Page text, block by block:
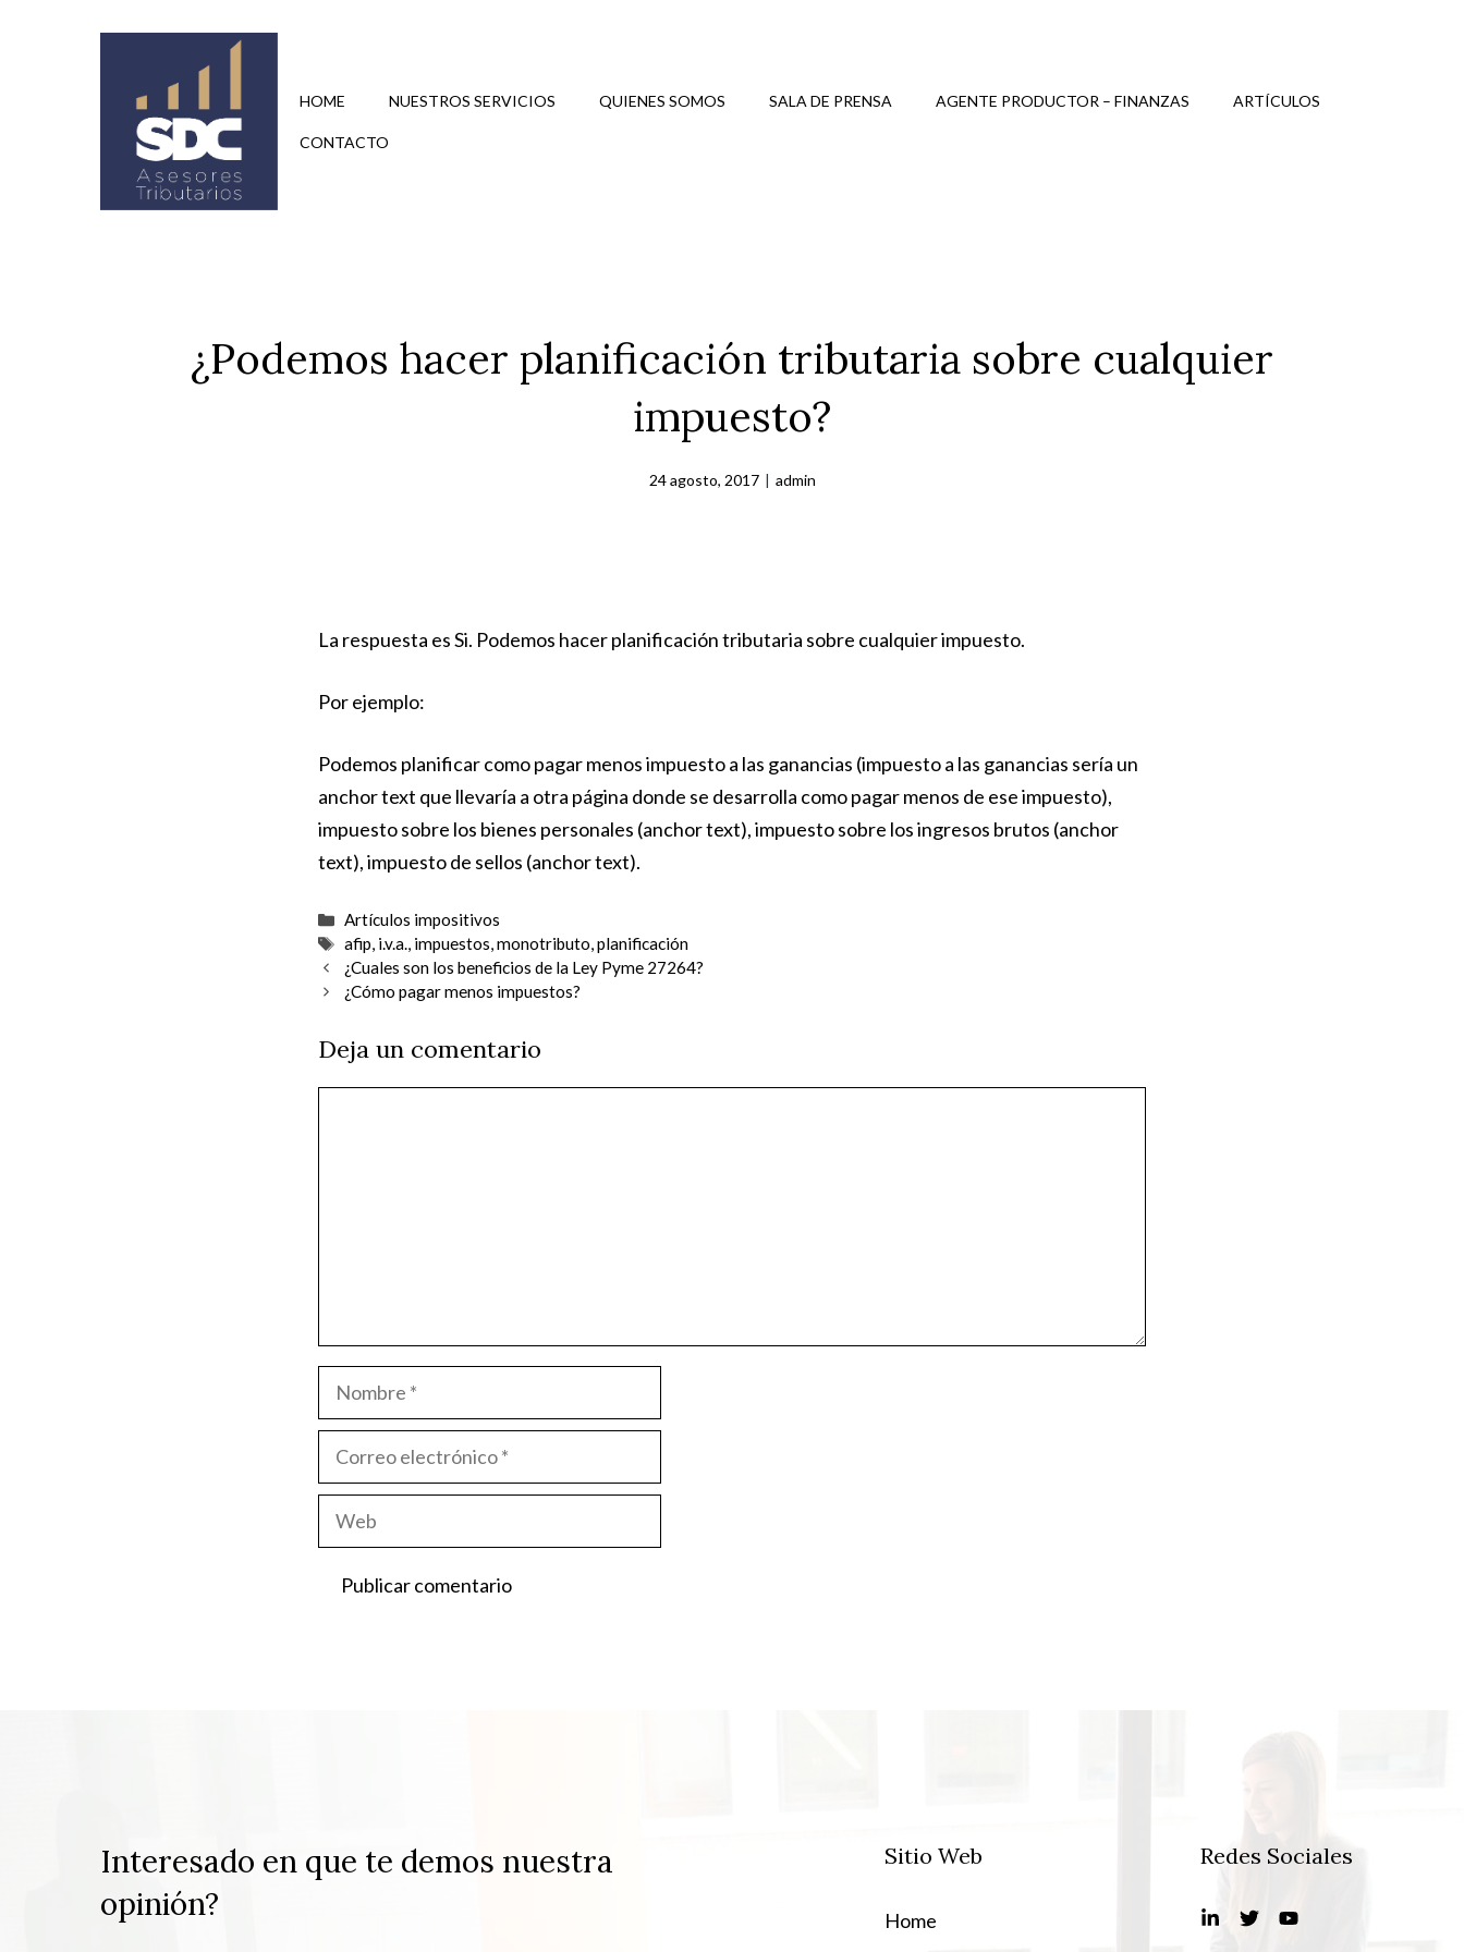
HOME NUESTROS SERVICIOS QUIENES SOMOS SALA DE PRENSA AGENTE PRODUCTOR – FINANZAS ARTÍCULOS
CONTACTO
¿Podemos hacer planificación tributaria sobre cualquier
impuesto?
24 agosto, 2017 | admin
La respuesta es Si. Podemos hacer planificación tributaria sobre cualquier impuesto.
Por ejemplo:
Podemos planificar como pagar menos impuesto a las ganancias (impuesto a las ganancias sería un
anchor text que llevaría a otra página donde se desarrolla como pagar menos de ese impuesto),
impuesto sobre los bienes personales (anchor text), impuesto sobre los ingresos brutos (anchor
text), impuesto de sellos (anchor text).
Categorías
Artículos impositivos
Etiquetas
afip, i.v.a., impuestos,monotributo,planificación
¿Cuales son los beneficios de la Ley Pyme 27264?
¿Cómo pagar menos impuestos?
Deja un comentario
Nombre
Correo
electrónico
Web
Interesado en que te demos nuestra
opinión?
Sitio Web
Home
Redes Sociales